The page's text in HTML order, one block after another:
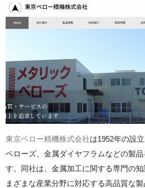
東京ベロー精機株式会社は1952年の設
ベローズ、金属ダイヤフラムなどの製
す。同社は、金属加工に関する専門の
まざまな産業分野に対応する高品質な製